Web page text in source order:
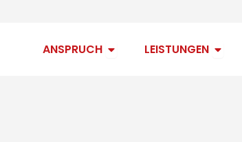
ANSPRUCH Open Anspruch
LEISTUNGEN